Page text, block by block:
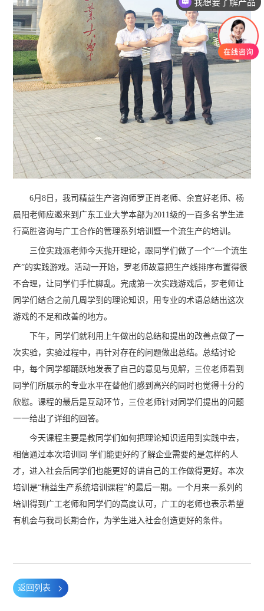
6月8日，我司精益生产咨询师罗正肖老师、余宜好老师、杨
晨阳老师应邀来到广东工业大学本部为2011级的一百多名学生进
行高胜咨询与广工合作的管理系列培训暨一个流生产的培训。
三位实践派老师今天抛开理论，跟同学们做了一个“一个流生
产”的实践游戏。活动一开始，罗老师故意把生产线排序布置得很
不合理，让同学们手忙脚乱。完成第一次实践游戏后，罗老师让
同学们结合之前几周学到的理论知识，用专业的术语总结出这次
游戏的不足和改善的地方。
下午，同学们就利用上午做出的总结和提出的改善点做了一
次实验，实验过程中，再针对存在的问题做出总结。总结讨论
中，每个同学都踊跃地发表了自己的意见与见解，三位老师看到
同学们所展示的专业水平在替他们感到高兴的同时也觉得十分的
欣慰。课程的最后是互动环节，三位老师针对同学们提出的问题
一一给出了详细的回答。
今天课程主要是教同学们如何把理论知识运用到实践中去，
相信通过本次培训同 学们能更好的了解企业需要的是怎样的人
才，进入社会后同学们也能更好的讲自己的工作做得更好。本次
培训是“精益生产系统培训课程”的最后一期。一个月来一系列的
培训得到广工老师和同学们的高度认可，广工的老师也表示希望
有机会与我司长期合作，为学生进入社会创造更好的条件。
返回列表